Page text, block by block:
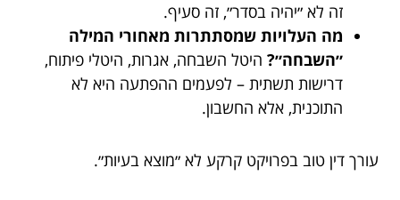
זה לא ״יהיה בסדר״, זה סעיף.
מה העלויות שמסתתרות מאחורי המילה
״השבחה״? היטל השבחה, אגרות, היטלי פיתוח,
דרישות תשתית – לפעמים ההפתעה היא לא
התוכנית, אלא החשבון.
עורך דין טוב בפרויקט קרקע לא ״מוצא בעיות״.